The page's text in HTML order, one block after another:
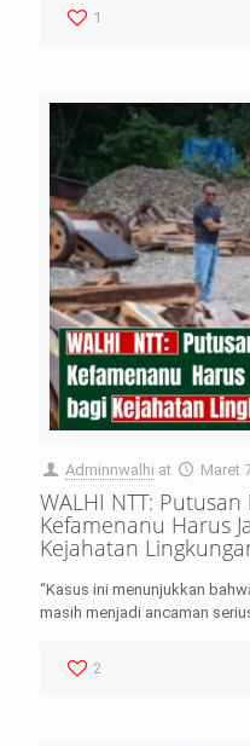
1
Adminnwalhi at Maret
WALHI NTT:
Kefamenanu Harus
Kejahatan
“Kasus ini menunjukkan
masih menjadi ancaman
2